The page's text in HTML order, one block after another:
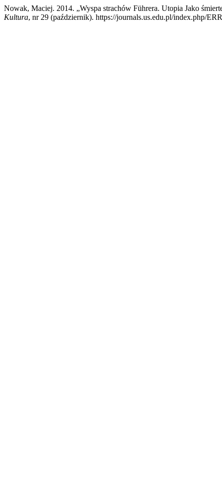
Nowak, Maciej. 2014. „Wyspa strachów Führera. Utopia Jako
Kultura, nr 29 (październik). https://journals.us.edu.pl/index.php/